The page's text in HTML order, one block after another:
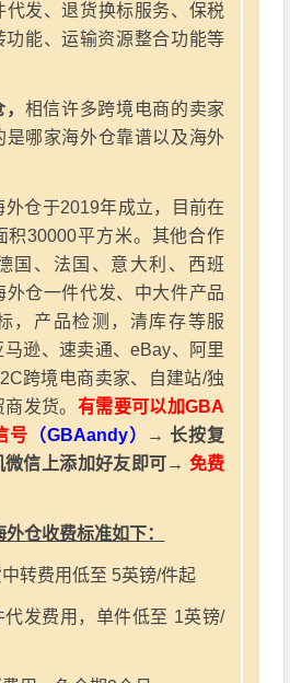
代发、退货换标服务、保税
功能、运输资源整合功能等
相信许多跨境电商的卖家
是哪家海外仓靠谱以及海外
外仓于2019年成立，目前在
积30000平方米。其他合作
国、法国、意大利、西班
外仓一件代发、中大件产品
，产品检测，清库存等服
逊、速卖通、eBay、阿里
跨境电商卖家、自建站/独
发货。 有需要可以加GBA
号 （GBAandy）
→ 长按复
微信上添加好友即可→ 免费
仓收费标准如下：
转费用低至 5英镑/件起
代发费用，单件低至 1英镑/